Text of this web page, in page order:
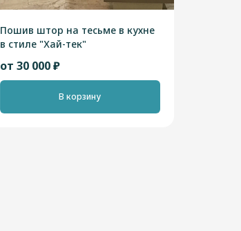
Пошив штор на тесьме в кухне
в стиле "Хай-тек"
от 30 000 ₽
В корзину